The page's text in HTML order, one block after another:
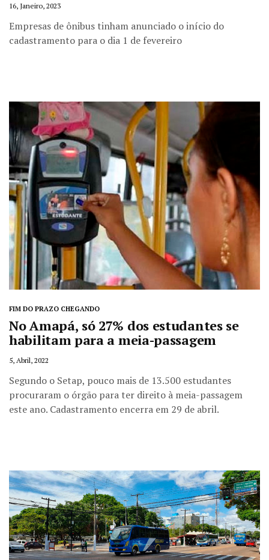
16, Janeiro, 2023
Empresas de ônibus tinham anunciado o início do
cadastramento para o dia 1 de fevereiro
FIM DO PRAZO CHEGANDO
No Amapá, só 27% dos estudantes se
habilitam para a meia-passagem
5, Abril, 2022
Segundo o Setap, pouco mais de 13.500 estudantes
procuraram o órgão para ter direito à meia-passagem
este ano. Cadastramento encerra em 29 de abril.